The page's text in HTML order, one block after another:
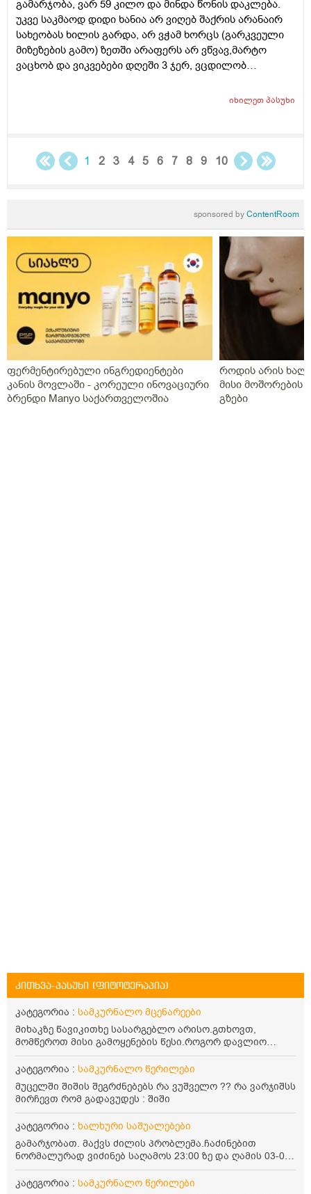
გამარჯობა, ვარ 59 კილო და მინდა წონის დაკლება.
უკვე საკმაოდ დიდი ხანია არ ვიღებ შაქრის არანაირ
სახეობას ხილის გარდა, არ ვჭამ ხორცს (გარკვეული
მიზეზების გამო) ზეთში არაფერს არ ვწვავ,მარტო
ვაცხობ და ვიკვებები დღეში 3 ჯერ, ვცდილობ
მირჩიოთ რამე ან დამანახოთ სად ვუშვებ შეცდომას?
იხილეთპასუხი
1 2 3 4 5 6 7 8 9 10
sponsored byContentRoom
ფერმენტირებული ინგრედიენტები
კანის მოვლაში - კორეული ინოვაციური
ბრენდი Manyo საქართველოშია
როდის არის
მისი მოშორების
გზები
კითხვა-პასუხი (ფიტოტერაპია)
კატეგორია : სამკურნალო მცენარეები
მიხაკზე წავიკითხე სასარგებლო არისო.გთხოვთ,
მომწეროთ მისი გამოყენების წესი.როგორ დავლიო
მიხაკის ჩაი. ასევე მაინტერესებს ლეიკოციტები მაქვს
ოდნავ დაბალი და წავიკითხე ლეიკოციტების დონეს
კატეგორია : სამკურნალო წერილები
მუცელში შიშის შეგრძნებებს რა ვუშველო ?? რა ვარჯიშსს
მირჩევთ რომ გადავუდეს : შიში
კატეგორია : ხალხური საშუალებები
გამარჯობათ. მაქვს ძილის პრობლემა.ჩაძინებით
ნორმალურად ვიძინებ საღამოს 23:00 ზე და ღამის 03-00
ან 04:00 საათზე მეღვიძება და მერე ვერ ვიძინებ
ვერაფრით.რამე ხალხური საშუალება თუ არის ამ
კატეგორია : სამკურნალო წერილები